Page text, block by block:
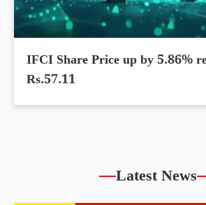
IFCI Share Price up by 5.86%
Rs.57.11
Latest News